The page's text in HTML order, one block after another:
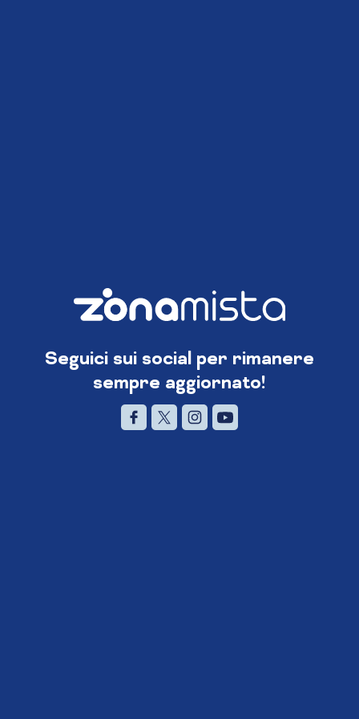
Seguici sui social per rimanere
sempre aggiornato!